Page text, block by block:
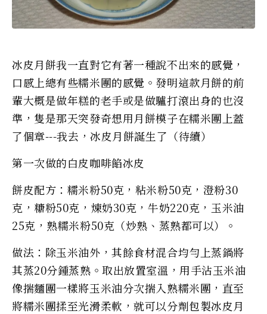
冰皮月餅我一直對它有著一種說不出來的感覺，
口感上總有些糯米團的感覺。發明這款月餅的前
輩大概是做年糕的老手或是做驢打滾出身的也沒
準，隻是那天突發奇想用月餅模子在糯米團上蓋
了個章---我去，冰皮月餅誕生了（待續）
第一次做的白皮咖啡餡冰皮
餅皮配方：糯米粉50克，粘米粉50克，澄粉30
克，糖粉50克，煉奶30克，牛奶220克，玉米油
25克，熟糯米粉50克（炒熟、蒸熟都可以）。
做法：除玉米油外，其餘食材混合均勻上蒸鍋將
其蒸20分鍾蒸熟。取出放置室溫，用手沾玉米油
像揣麵團一樣將玉米油分次揣入熟糯米團，直至
將糯米團揉至光滑柔軟，就可以分劑包製冰皮月